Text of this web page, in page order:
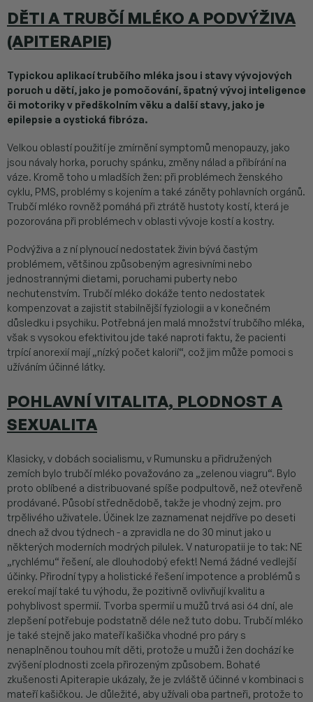
DĚTI A TRUBČÍ MLÉKO A PODVÝŽIVA
(APITERAPIE)
Typickou aplikací trubčího mléka jsou i stavy vývojových
poruch u dětí, jako je pomočování, špatný vývoj inteligence
či motoriky v předškolním věku a další stavy, jako je
epilepsie a cystická fibróza.
Velkou oblastí použití je zmírnění symptomů menopauzy, jako
jsou návaly horka, poruchy spánku, změny nálad a přibírání na
váze. Kromě toho u mladších žen: při problémech ženského
cyklu, PMS, problémy s kojením a také záněty pohlavních orgánů.
Trubčí mléko rovněž pomáhá při ztrátě hustoty kostí, která je
pozorována při problémech v oblasti vývoje kostí a kostry.
Podvýživa a z ní plynoucí nedostatek živin bývá častým
problémem, většinou způsobeným agresivními nebo
jednostrannými dietami, poruchami puberty nebo
nechutenstvím. Trubčí mléko dokáže tento nedostatek
kompenzovat a zajistit stabilnější fyziologii a v konečném
důsledku i psychiku. Potřebná jen malá množství trubčího mléka,
však s vysokou efektivitou jde také naproti faktu, že pacienti
trpící anorexií mají „nízký počet kalorií“, což jim může pomoci s
užíváním účinné látky.
POHLAVNÍ VITALITA, PLODNOST A
SEXUALITA
Klasicky, v dobách socialismu, v Rumunsku a přidružených
zemích bylo trubčí mléko považováno za „zelenou viagru“. Bylo
proto oblíbené a distribuované spíše podpultově, než otevřeně
prodávané. Působí střednědobě, takže je vhodný zejm. pro
trpělivého uživatele. Účinek lze zaznamenat nejdříve po deseti
dnech až dvou týdnech - a zpravidla ne do 30 minut jako u
některých moderních modrých pilulek. V naturopatii je to tak: NE
„rychlému“ řešení, ale dlouhodobý efekt! Nemá žádné vedlejší
účinky. Přirodní typy a holistické řešení impotence a problémů s
erekcí mají také tu výhodu, že pozitivně ovlivňují kvalitu a
pohyblivost spermií. Tvorba spermií u mužů trvá asi 64 dní, ale
zlepšení potřebuje podstatně déle než tuto dobu. Trubčí mléko
je také stejně jako mateří kašička vhodné pro páry s
nenaplněnou touhou mít děti, protože u mužů i žen dochází ke
zvýšení plodnosti zcela přirozeným způsobem. Bohaté
zkušenosti Apiterapie ukázaly, že je zvláště účinné v kombinaci s
mateří kašičkou. Je důležité, aby užívali oba partneři, protože to